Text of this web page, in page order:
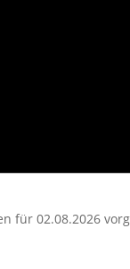
für 02.08.2026